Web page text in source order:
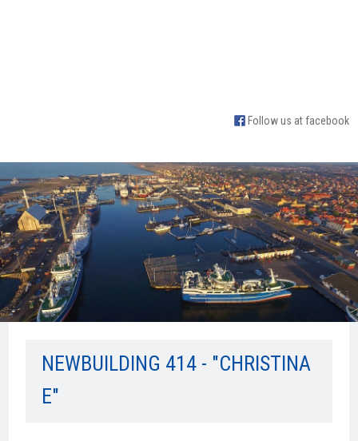
Follow us at facebook
NEWBUILDING 414 - "CHRISTINA
E"